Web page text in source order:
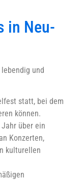
in Neu-
und
statt, bei dem
können.
über ein
Konzerten,
kulturellen